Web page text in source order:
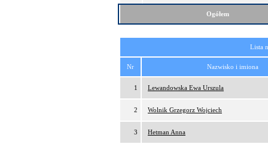
Ogółem
Lista
Nr Nazwisko i imiona
1 Lewandowska Ewa Urszula
2 Wolnik Grzegorz Wojciech
3 Hetman Anna